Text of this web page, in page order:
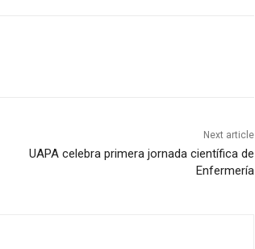
Next article
UAPA celebra primera jornada científica de
Enfermería